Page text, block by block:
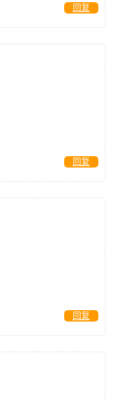
回复
回复
回复